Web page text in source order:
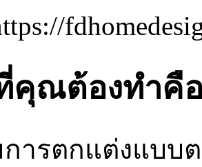
คุณต้องทำคื
การตกแต่งแบ